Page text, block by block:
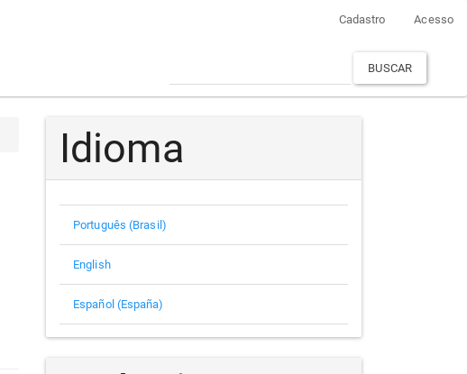
Cadastro Acesso
BUSCAR
Idioma
Português (Brasil)
English
Español (España)